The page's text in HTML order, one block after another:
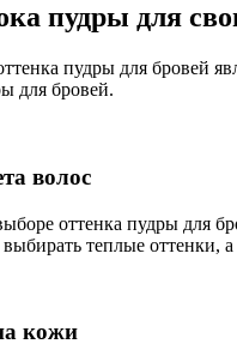
пудры для
пудры для бровей
для бровей.
волос
оттенка пудры для
теплые оттенки,
кожи